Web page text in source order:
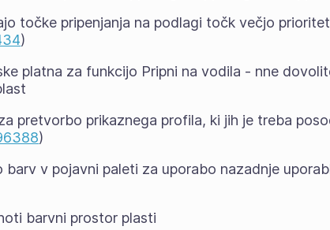
točke pripenjanja na podlagi točk večjo
)
platna za funkcijo Pripni na vodila - nne
pretvorbo prikaznega profila, ki jih je treba
)
v pojavni paleti za uporabo nazadnje
barvni prostor plasti